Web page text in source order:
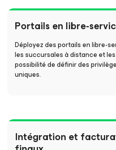
Portails en libre-
Déployez des portails en libre-
les succursales à distance et
possibilité de définir des
uniques.
Intégration et